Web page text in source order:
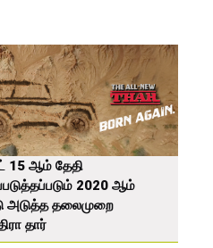
ஆம் தேதி
2020 ஆம்
தலைமுறை
தார்